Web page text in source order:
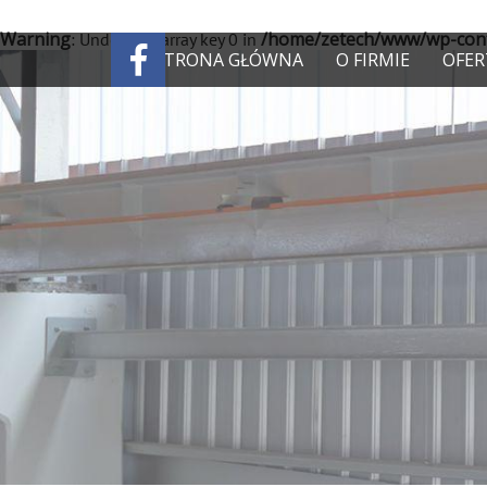
Warning: Undefined array key 0 in/home/zetech/www/wp-
Warning: Attempt to read property "cat_ID" on null in/home/
STRONA GŁÓWNA O FIRMIE